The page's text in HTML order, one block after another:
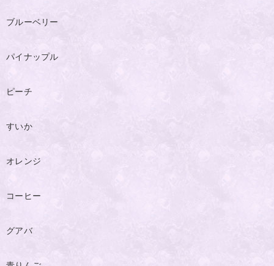
ブルーベリー
パイナップル
ピーチ
すいか
オレンジ
コーヒー
グアバ